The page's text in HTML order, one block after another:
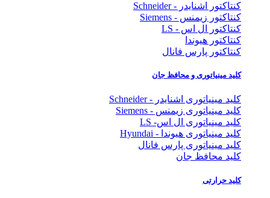
کنتاکتور اشنایدر - Schneider
کنتاکتور زیمنس - Siemens
کنتاکتور ال اس - LS
کنتاکتور هیوندا
کنتاکتور پارس فانال
کلید مینیاتوری و محافظ جان
کلید مینیاتوری اشنایدر - Schneider
کلید مینیاتوری زیمنس - Siemens
کلید مینیاتوری ال اس- LS
کلید مینیاتوری هیوندا - Hyundai
کلید مینیاتوری پارس فانال
کلید محافظ جان
کلید حرارتی